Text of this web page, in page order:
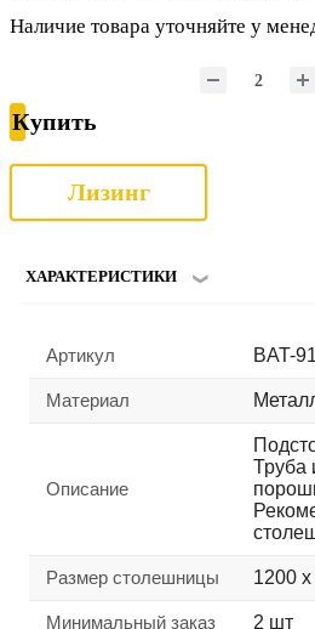
Наличие товара уточняйте у
Купить
Лизинг
ХАРАКТЕРИСТИКИ
Артикул BAT-91
Материал
Описание
Труба
Размер столешницы 1200
Минимальный заказ 2 шт